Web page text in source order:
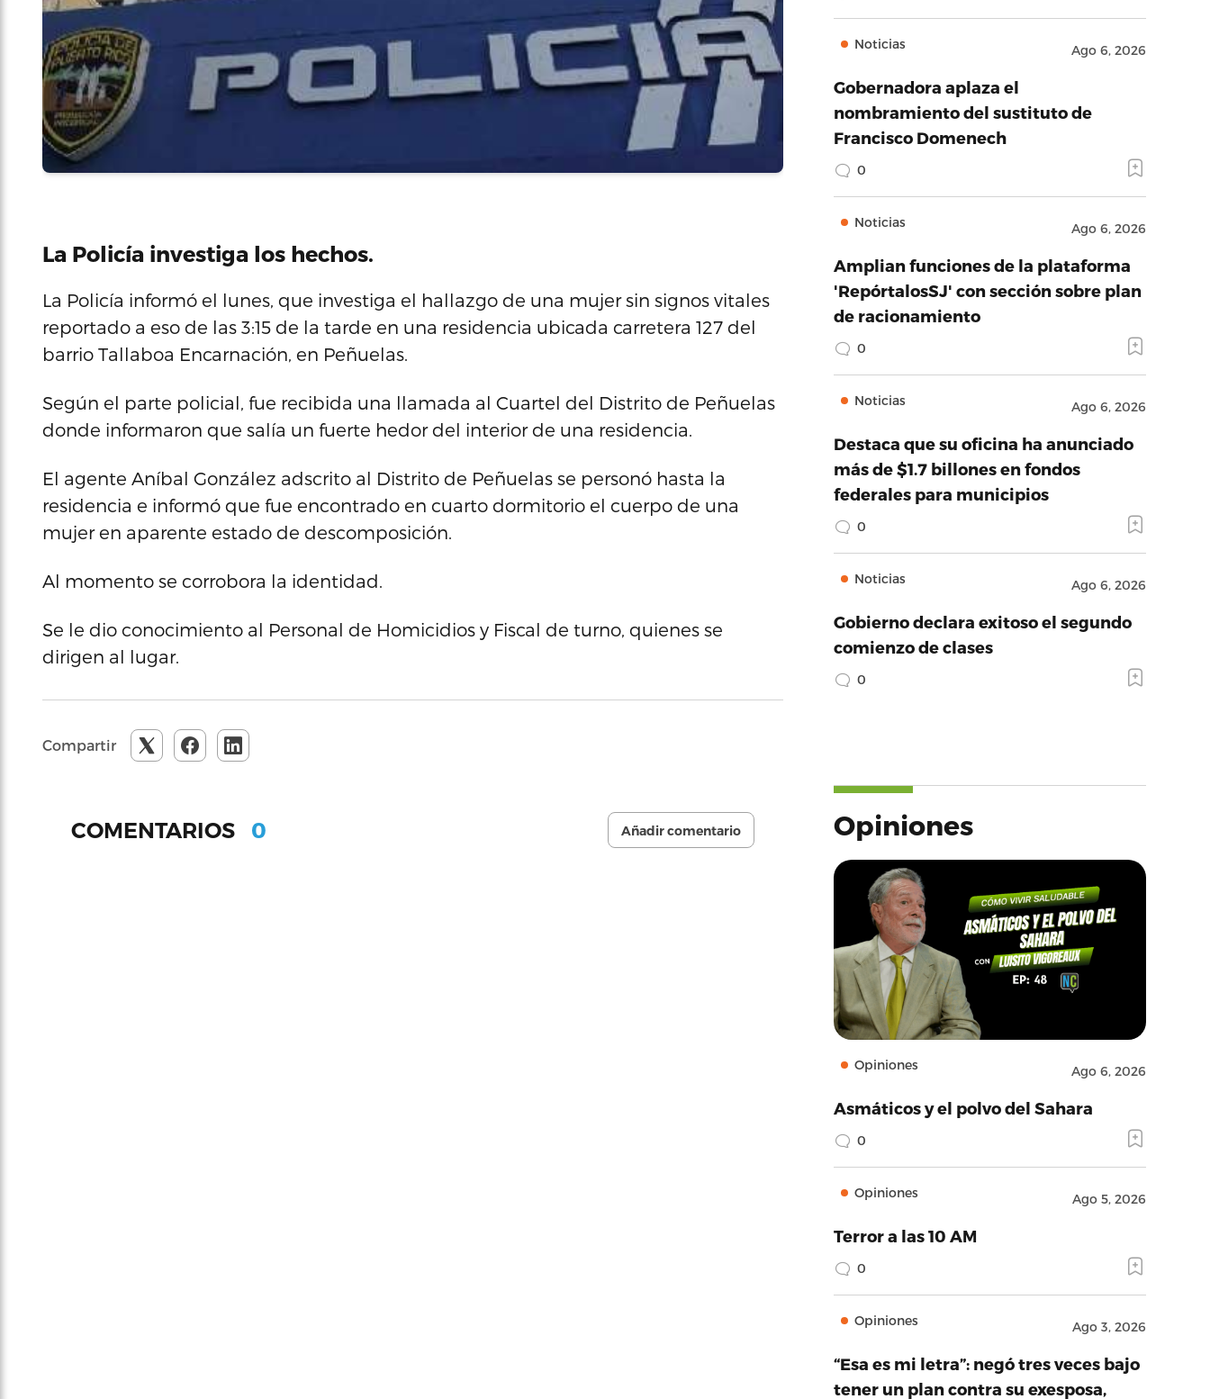
La Policía investiga los hechos.
La Policía informó el lunes, que investiga el hallazgo de una mujer sin signos vitales
reportado a eso de las 3:15 de la tarde en una residencia ubicada carretera 127 del
barrio Tallaboa Encarnación, en Peñuelas.
Según el parte policial, fue recibida una llamada al Cuartel del Distrito de Peñuelas
donde informaron que salía un fuerte hedor del interior de una residencia.
El agente Aníbal González adscrito al Distrito de Peñuelas se personó hasta la
residencia e informó que fue encontrado en cuarto dormitorio el cuerpo de una
mujer en aparente estado de descomposición.
Al momento se corrobora la identidad.
Se le dio conocimiento al Personal de Homicidios y Fiscal de turno, quienes se
dirigen al lugar.
Compartir
COMENTARIOS 0 Añadir comentario
Noticias Ago 6, 2026
Gobernadora aplaza el
nombramiento del sustituto de
Francisco Domenech
0
Noticias Ago 6, 2026
Amplian funciones de la plataforma
'RepórtalosSJ' con sección sobre plan
de racionamiento
0
Noticias Ago 6, 2026
Destaca que su oficina ha anunciado
más de $1.7 billones en fondos
federales para municipios
0
Noticias Ago 6, 2026
Gobierno declara exitoso el segundo
comienzo de clases
0
Opiniones
Opiniones Ago 6, 2026
Asmáticos y el polvo del Sahara
0
Opiniones Ago 5, 2026
Terror a las 10 AM
0
Opiniones Ago 3, 2026
“Esa es mi letra”: negó tres veces bajo
tener un plan contra su exesposa,